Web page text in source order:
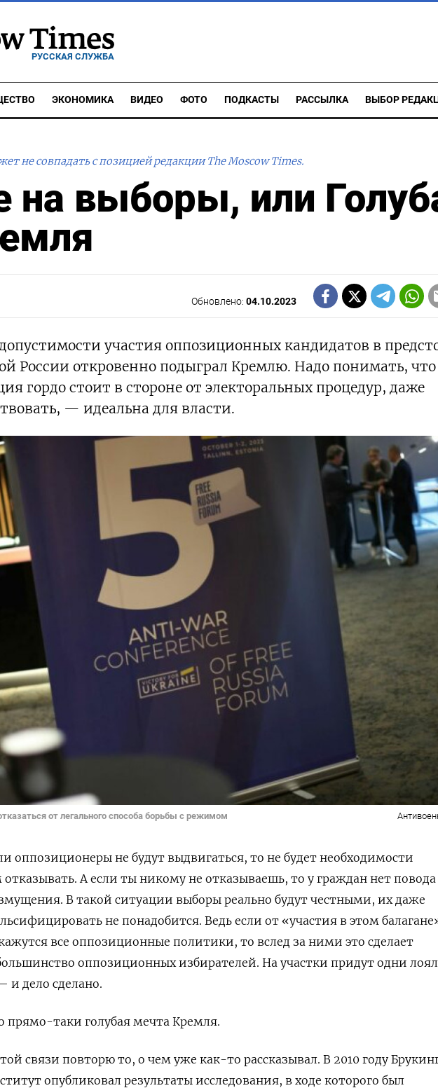
РУССКАЯ СЛУЖБА
ЭКОНОМИКА ВИДЕО ФОТО ПОДКАСТЫ РАССЫЛКА ВЫБОР
не совпадать с позицией редакции The Moscow Times.
на выборы, или
Обновлено:04.10.2023
участия оппозиционных кандидатов в
России откровенно подыграл Кремлю. Надо понимать, что
гордо стоит в стороне от электоральных процедур, даже
— идеальна для власти.
от легального способа борьбы с режимом
оппозиционеры не будут выдвигаться, то не будет необходимости
А если ты никому не отказываешь, то у граждан нет повода
В такой ситуации выборы реально будут честными, их даже
не понадобится. Ведь если от «участия в этом
все оппозиционные политики, то вслед за ними это сделает
оппозиционных избирателей. На участки придут одни
и дело сделано.
прямо-таки голубая мечта Кремля.
связи повторю то, о чем уже как-то рассказывал. В 2010 году
опубликовал результаты исследования, в ходе которого был